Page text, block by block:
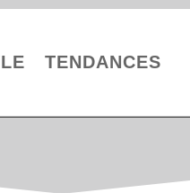
TENDANCES